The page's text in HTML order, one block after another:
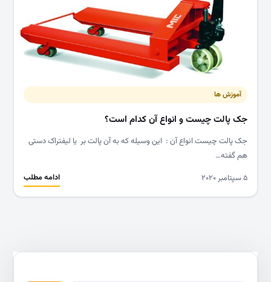
آموزش ها
جک پالت چیست و انواع آن کدام است؟
جک پالت چیست انواع آن : این وسیله که به آن پالت بر یا لیفتراک دستی
هم گفته…
۵ سپتامبر ۲۰۲۰
ادامه مطلب